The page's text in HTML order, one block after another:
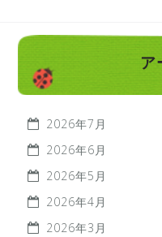
ア
2026年7月
2026年6月
2026年5月
2026年4月
2026年3月